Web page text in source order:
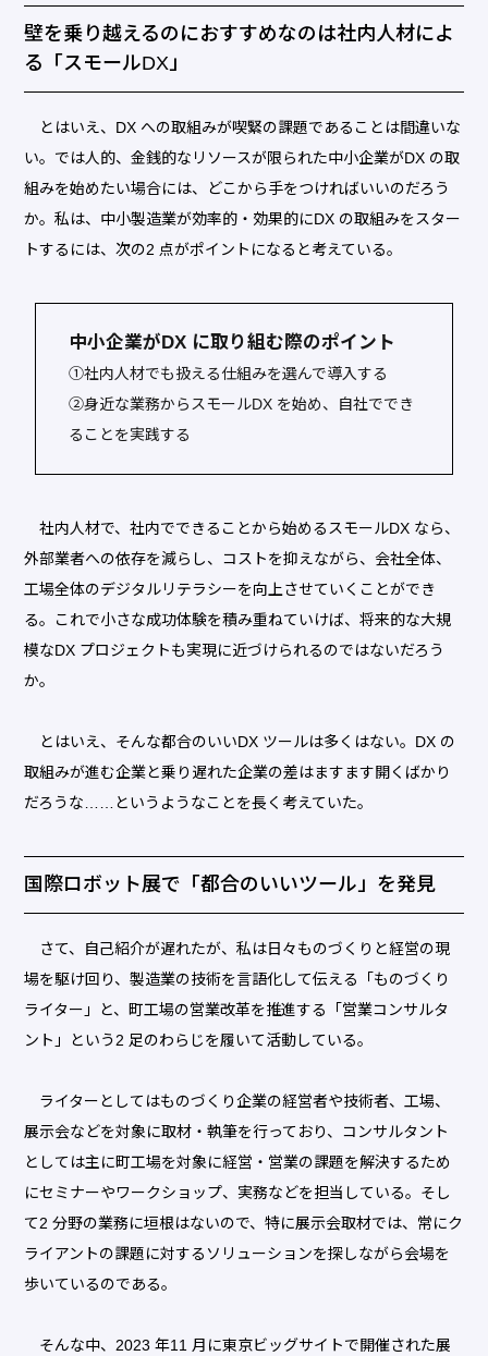
壁を乗り越えるのにおすすめなのは社内人材によ
る「スモールDX」
とはいえ、DX への取組みが喫緊の課題であることは間違いな
い。では人的、金銭的なリソースが限られた中小企業がDX の取
組みを始めたい場合には、どこから手をつければいいのだろう
か。私は、中小製造業が効率的・効果的にDX の取組みをスター
トするには、次の2 点がポイントになると考えている。
中小企業がDX に取り組む際のポイント
①社内人材でも扱える仕組みを選んで導入する
②身近な業務からスモールDX を始め、自社ででき
ることを実践する
社内人材で、社内でできることから始めるスモールDX なら、
外部業者への依存を減らし、コストを抑えながら、会社全体、
工場全体のデジタルリテラシーを向上させていくことができ
る。これで小さな成功体験を積み重ねていけば、将来的な大規
模なDX プロジェクトも実現に近づけられるのではないだろう
か。
とはいえ、そんな都合のいいDX ツールは多くはない。DX の
取組みが進む企業と乗り遅れた企業の差はますます開くばかり
だろうな……というようなことを長く考えていた。
国際ロボット展で「都合のいいツール」を発見
さて、自己紹介が遅れたが、私は日々ものづくりと経営の現
場を駆け回り、製造業の技術を言語化して伝える「ものづくり
ライター」と、町工場の営業改革を推進する「営業コンサルタ
ント」という2 足のわらじを履いて活動している。
ライターとしてはものづくり企業の経営者や技術者、工場、
展示会などを対象に取材・執筆を行っており、コンサルタント
としては主に町工場を対象に経営・営業の課題を解決するため
にセミナーやワークショップ、実務などを担当している。そし
て2 分野の業務に垣根はないので、特に展示会取材では、常にク
ライアントの課題に対するソリューションを探しながら会場を
歩いているのである。
そんな中、2023 年11 月に東京ビッグサイトで開催された展